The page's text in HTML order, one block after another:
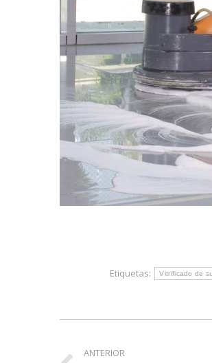
Etiquetas:
Vitrificado de
ANTERIOR